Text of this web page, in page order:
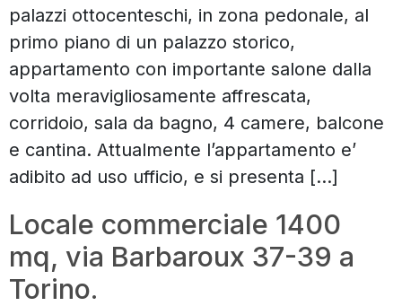
palazzi ottocenteschi, in zona pedonale, al
primo piano di un palazzo storico,
appartamento con importante salone dalla
volta meravigliosamente affrescata,
corridoio, sala da bagno, 4 camere, balcone
e cantina. Attualmente l’appartamento e’
adibito ad uso ufficio, e si presenta […]
Locale commerciale 1400
mq, via Barbaroux 37-39 a
Torino.